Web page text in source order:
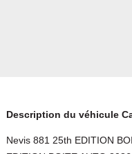
Description du véhicule
Nevis 881 25th EDITION